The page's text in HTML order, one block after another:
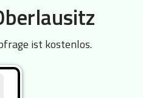
ist kostenlos.